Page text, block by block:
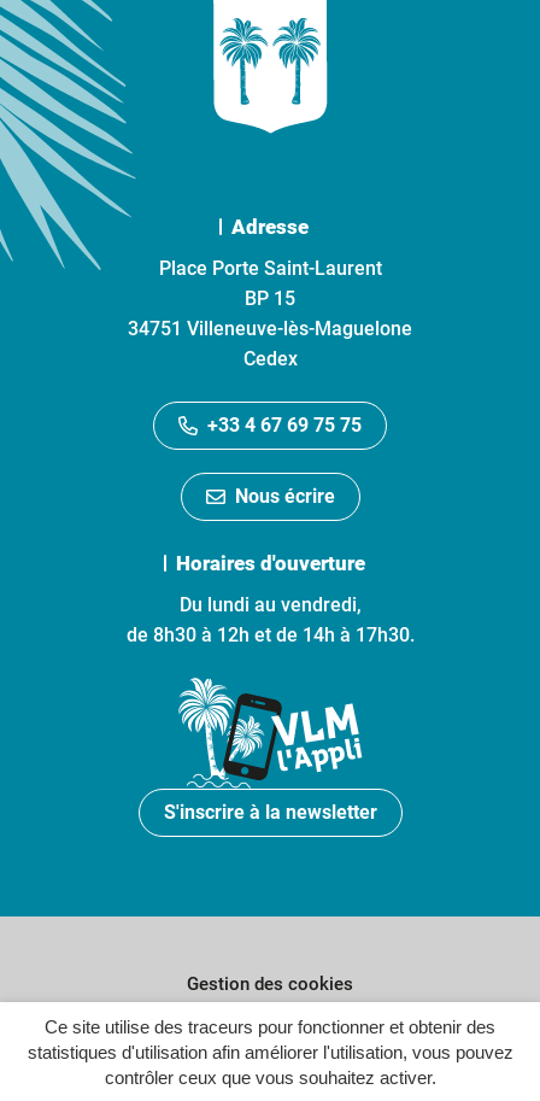
Ce site utilise des traceurs pour fonctionner et obtenir des
statistiques d'utilisation afin améliorer l'utilisation, vous pouvez
contrôler ceux que vous souhaitez activer.
Adresse
Place Porte Saint-Laurent
BP 15
34751 Villeneuve-lès-Maguelone
Cedex
+33 4 67 69 75 75
Nous écrire
Horaires d'ouverture
Du lundi au vendredi,
de 8h30 à 12h et de 14h à 17h30.
S'inscrire à la newsletter
Gestion des cookies
Plan du site
Politique de confidentialité